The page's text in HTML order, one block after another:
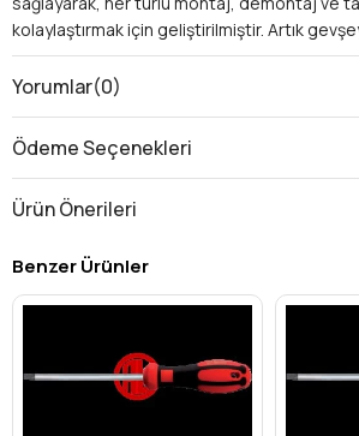
kolaylaştırmak için geliştirilmiştir. Artık
yıpranan uçlarla uğraşmaya son verin;
Ceta Form güvencesiyle sizinle!
Etmelisiniz?
TOREX (Torx) bağlantı elemanları, standart
riski sunar. Bu da onları özellikle otomotiv,
bağlantılarda vazgeçilmez kılar. Ceta
ucuna sahip bu tornavidası, bu özel vidalar
tamamlamanıza olanak tanır. **Profesyonel
teknisyenler ve **DIY meraklıları** için ideal
Ceta Form TOREX Lokma Uçlu
Yorumlar(0)
Ödeme Seçenekleri
Ürün Önerileri
Benzer Ürünler